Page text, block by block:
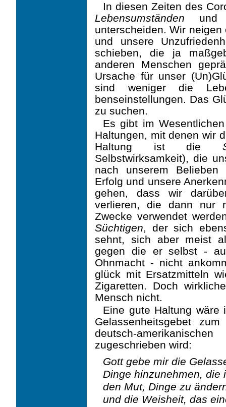
In diesen Zeiten des
Lebensumständen
unterscheiden. Wir
und unse­re
schieben, die ja
anderen Menschen
Ursache für unser
sind weniger die
benseinstellungen. Das
zu suchen.
Es gibt im
Haltungen, mit denen wir
Haltung ist die
Selbstwirksamkeit), die
nach unserem
Erfolg und unsere
gehen, dass wir
verlieren, die dann nur
Zwecke verwendet
Süchtigen, der sich
sehnt, sich aber meist
gegen die er selbst -
Ohnmacht - nicht
glück mit Ersatzmitteln
Zigaretten. Doch
Mensch nicht.
Eine gute Haltung wäre
Gelassenheitsgebet
deutsch-
zugeschrie­ben wird:
Gott gebe mir die
Dinge hinzunehmen, die
den Mut, Dinge zu
und die Weisheit, das